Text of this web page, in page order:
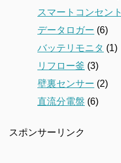
スマートコンセント
データロガー (6)
バッテリモニタ (1)
リフロー釜 (3)
壁裏センサー (2)
直流分電盤 (6)
スポンサーリンク